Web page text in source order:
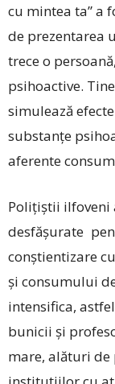
cu mintea ta” a
de prezentarea
trece o
psihoactive.
simulează
substanțe
aferente
Polițiștii ilfoveni
desfășurate
conștientizare
și consumului
intensifica,
bunicii și
mare, alături